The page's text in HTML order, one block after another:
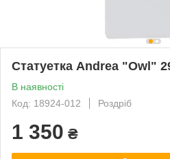
Статуетка Andrea "Owl"
В наявності
Код: 18924-012
Роздріб
1 350 ₴